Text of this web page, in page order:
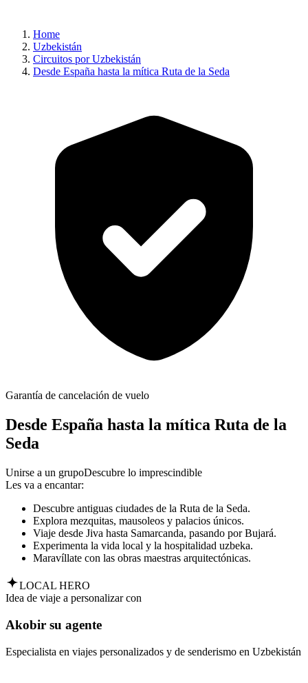
Home
Uzbekistán
Circuitos por Uzbekistán
Desde España hasta la mítica Ruta de la Seda
Garantía de cancelación de vuelo
Desde España hasta la mítica Ruta de la
Seda
Unirse a un grupoDescubre lo imprescindible
Les va a encantar:
Descubre antiguas ciudades de la Ruta de la Seda.
Explora mezquitas, mausoleos y palacios únicos.
Viaje desde Jiva hasta Samarcanda, pasando por Bujará.
Experimenta la vida local y la hospitalidad uzbeka.
Maravíllate con las obras maestras arquitectónicas.
LOCAL HERO
Idea de viaje a personalizar con
Akobir su agente
Especialista en viajes personalizados y de senderismo en Uzbekistán